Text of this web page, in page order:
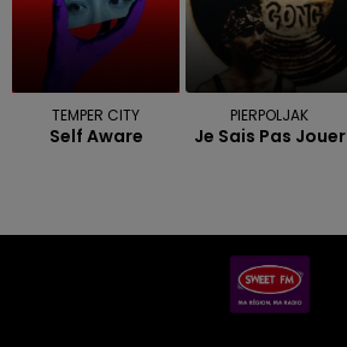
TEMPER CITY
Self Aware
PIERPOLJAK
Je Sais Pas Jouer